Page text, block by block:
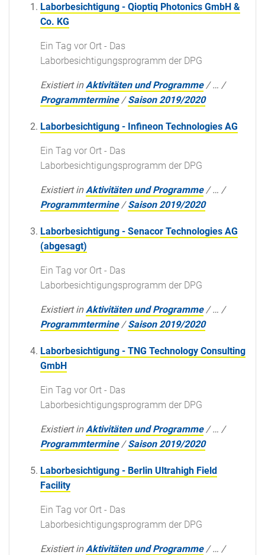
Laborbesichtigung - Qioptiq Photonics GmbH &
Co. KG
Ein Tag vor Ort - Das
Laborbesichtigungsprogramm der DPG
Existiert in Aktivitäten und Programme /… /
Programmtermine /Saison 2019/2020
Laborbesichtigung - Infineon Technologies AG
Ein Tag vor Ort - Das
Laborbesichtigungsprogramm der DPG
Existiert in Aktivitäten und Programme /… /
Programmtermine /Saison 2019/2020
Laborbesichtigung - Senacor Technologies AG
(abgesagt)
Ein Tag vor Ort - Das
Laborbesichtigungsprogramm der DPG
Existiert in Aktivitäten und Programme /… /
Programmtermine /Saison 2019/2020
Laborbesichtigung - TNG Technology Consulting
GmbH
Ein Tag vor Ort - Das
Laborbesichtigungsprogramm der DPG
Existiert in Aktivitäten und Programme /… /
Programmtermine /Saison 2019/2020
Laborbesichtigung - Berlin Ultrahigh Field
Facility
Ein Tag vor Ort - Das
Laborbesichtigungsprogramm der DPG
Existiert in Aktivitäten und Programme /… /